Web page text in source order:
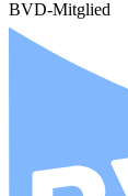
BVD-Mitglied